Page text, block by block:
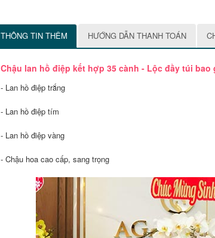
THÔNG TIN THÊM HƯỚNG DẪN THANH TOÁN
Chậu lan hồ điệp kết hợp 35 cành - Lộc đầy túi bao
- Lan hồ điệp trắng
- Lan hồ điệp tím
- Lan hồ điệp vàng
- Chậu hoa cao cấp, sang trọng